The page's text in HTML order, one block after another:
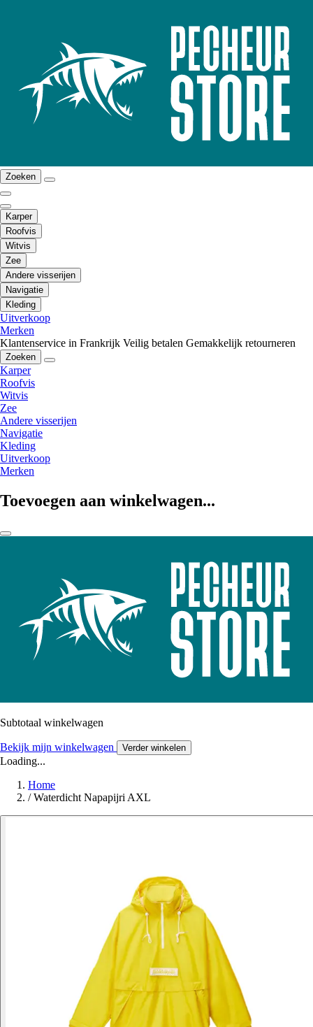
Zoeken
Karper
Roofvis
Witvis
Zee
Andere visserijen
Navigatie
Kleding
Uitverkoop
Merken
Klantenservice in Frankrijk Veilig betalen Gemakkelijk retourneren
Zoeken
Karper
Roofvis
Witvis
Zee
Andere visserijen
Navigatie
Kleding
Uitverkoop
Merken
Toevoegen aan winkelwagen...
Subtotaal winkelwagen
Bekijk mijn winkelwagen Verder winkelen
Loading...
Home
/ Waterdicht Napapijri AXL